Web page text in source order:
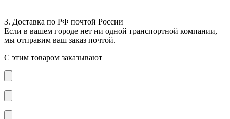
3. Доставка по РФ почтой России
Если в вашем городе нет ни одной транспортной компании,
мы отправим ваш заказ почтой.
С этим товаром заказывают